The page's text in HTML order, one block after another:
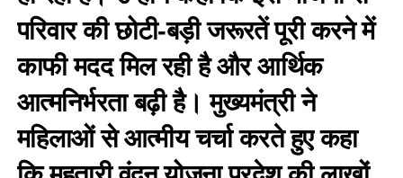
परिवार की छोटी-बड़ी जरूरतें पूरी करने में
काफी मदद मिल रही है और आर्थिक
आत्मनिर्भरता बढ़ी है। मुख्यमंत्री ने
महिलाओं से आत्मीय चर्चा करते हुए कहा